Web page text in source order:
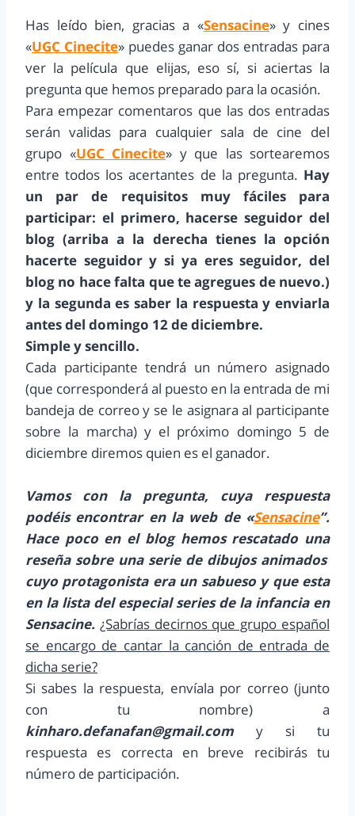
Has leído bien, gracias a «Sensacine» y cines
«UGC Cinecite» puedes ganar dos entradas para
ver la película que elijas, eso sí, si aciertas la
pregunta que hemos preparado para la ocasión.
Para empezar comentaros que las dos entradas
serán validas para cualquier sala de cine del
grupo «UGC Cinecite» y que las sortearemos
entre todos los acertantes de la pregunta. Hay
un par de requisitos muy fáciles para
participar: el primero, hacerse seguidor del
blog (arriba a la derecha tienes la opción
hacerte seguidor y si ya eres seguidor, del
blog no hace falta que te agregues de nuevo.)
y la segunda es saber la respuesta y enviarla
antes del domingo 12 de diciembre.
Simple y sencillo.
Cada participante tendrá un número asignado
(que corresponderá al puesto en la entrada de mi
bandeja de correo y se le asignara al participante
sobre la marcha) y el próximo domingo 5 de
diciembre diremos quien es el ganador.
Vamos con la pregunta, cuya respuesta
podéis encontrar en la web de «Sensacine”.
Hace poco en el blog hemos rescatado una
reseña sobre una serie de dibujos animados
cuyo protagonista era un sabueso y que esta
en la lista del especial series de la infancia en
Sensacine. ¿Sabrías decirnos que grupo español
se encargo de cantar la canción de entrada de
dicha serie?
Si sabes la respuesta, envíala por correo (junto
con tu nombre) a
kinharo.defanafan@gmail.com y si tu
respuesta es correcta en breve recibirás tu
número de participación.